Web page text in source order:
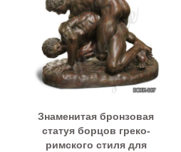
Знаменитая бронзовая
статуя борцов греко-
римского стиля для